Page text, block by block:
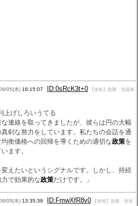
05(水) 16:15:07 ID:0sRcK3t+0
【速報】急騰・急落銘
上げしろいうてる
な連絡を取ってきましたが、彼らは円の大幅
剣な努力をしています。私たちの会話を通
衡価格への回帰を導くための適切な政策を
ます。
えたいというシグナルです。しかし、持続
で効果的な政策だけです。」
05(水) 13:35:39 ID:FmwXfR8v0
【速報】急騰・急落